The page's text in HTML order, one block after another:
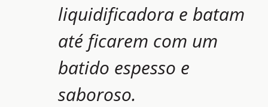
liquidificadora e batam
até ficarem com um
batido espesso e
saboroso.